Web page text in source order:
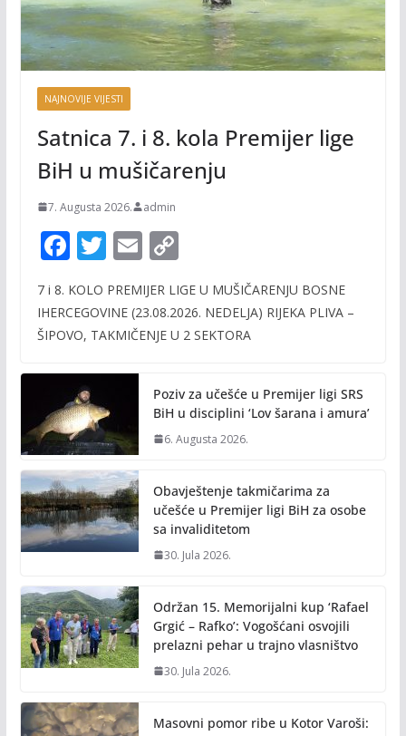
NAJNOVIJE VIJESTI
Satnica 7. i 8. kola Premijer lige
BiH u mušičarenju
7. Augusta 2026. admin
F
e
b
o
k
T
itt
er
E
ai
l
C
p
y
n
k
7 i 8. KOLO PREMIJER LIGE U MUŠIČARENJU BOSNE
IHERCEGOVINE (23.08.2026. NEDELJA) RIJEKA PLIVA –
ŠIPOVO, TAKMIČENJE U 2 SEKTORA
Poziv za učešće u Premijer ligi SRS
BiH u disciplini ‘Lov šarana i amura’
6. Augusta 2026.
Obavještenje takmičarima za
učešće u Premijer ligi BiH za osobe
sa invaliditetom
30. Jula 2026.
Održan 15. Memorijalni kup ‘Rafael
Grgić – Rafko’: Vogošćani osvojili
prelazni pehar u trajno vlasništvo
30. Jula 2026.
Masovni pomor ribe u Kotor Varoši: